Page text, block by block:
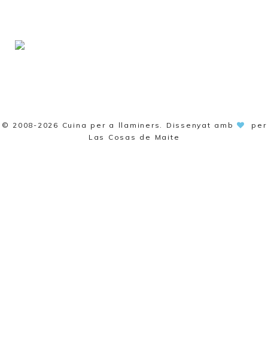
© 2008-2026 Cuina per a llaminers . Dissenyat amb
per
Las Cosas de Maite